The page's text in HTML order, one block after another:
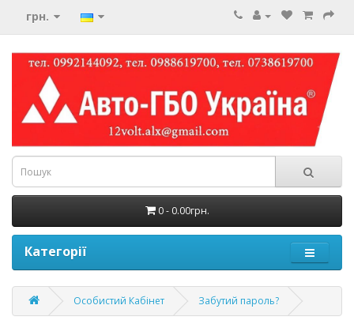
грн.
0 - 0.00грн.
Категорії
Особистий Кабінет Забутий пароль?